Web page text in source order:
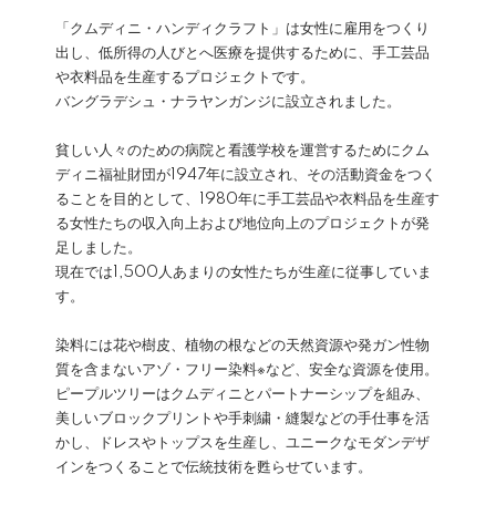
「クムディニ・ハンディクラフト」は女性に雇用をつくり
出し、低所得の人びとへ医療を提供するために、手工芸品
や衣料品を生産するプロジェクトです。
バングラデシュ・ナラヤンガンジに設立されました。
貧しい人々のための病院と看護学校を運営するためにクム
ディニ福祉財団が1947年に設立され、その活動資金をつく
ることを目的として、1980年に手工芸品や衣料品を生産す
る女性たちの収入向上および地位向上のプロジェクトが発
足しました。
現在では1,500人あまりの女性たちが生産に従事していま
す。
染料には花や樹皮、植物の根などの天然資源や発ガン性物
質を含まないアゾ・フリー染料※など、安全な資源を使用。
ピープルツリーはクムディニとパートナーシップを組み、
美しいブロックプリントや手刺繍・縫製などの手仕事を活
かし、ドレスやトップスを生産し、ユニークなモダンデザ
インをつくることで伝統技術を甦らせています。